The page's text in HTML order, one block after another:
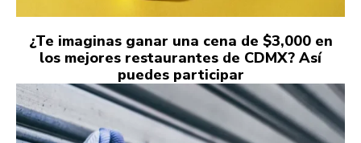
¿Te imaginas ganar una cena de $3,000 en
los mejores restaurantes de CDMX? Así
puedes participar